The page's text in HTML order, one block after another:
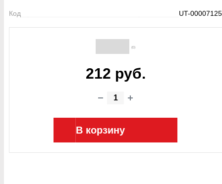
Код UT-00007125
(0)
212 руб.
В корзину